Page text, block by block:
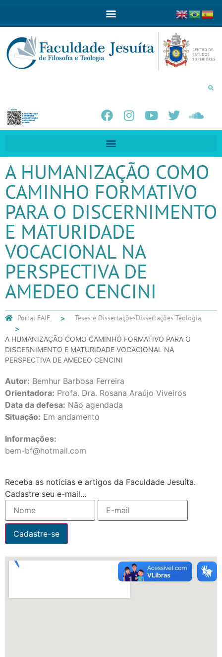
A HUMANIZAÇÃO COMO
CAMINHO FORMATIVO
PARA O DISCERNIMENTO
E MATURIDADE
VOCACIONAL NA
PERSPECTIVA DE
AMEDEO CENCINI
Portal FAJE Teses e DissertaçõesDissertações Teologia
A HUMANIZAÇÃO COMO CAMINHO FORMATIVO PARA O
DISCERNIMENTO E MATURIDADE VOCACIONAL NA
PERSPECTIVA DE AMEDEO CENCINI
Autor: Bemhur Barbosa Ferreira
Orientadora: Profa. Dra. Rosana Araújo Viveiros
Data da defesa: Não agendada
Situação: Em andamento
Informações:
bem-bf@hotmail.com
Receba as notícias e artigos da Faculdade Jesuíta.
Cadastre seu e-mail...